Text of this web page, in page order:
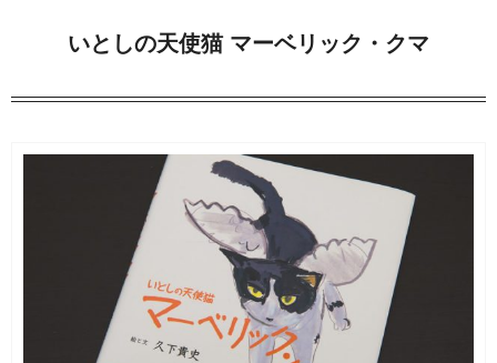
いとしの天使猫 マーベリック・クマ